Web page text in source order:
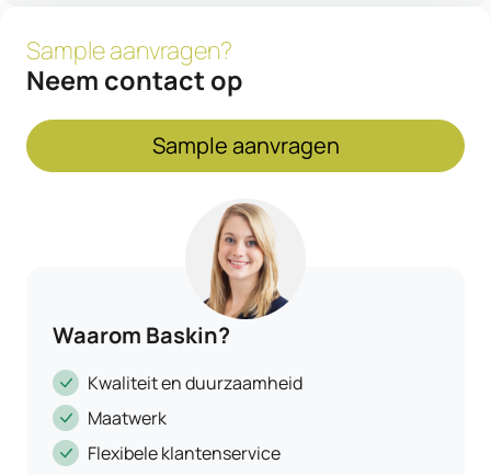
Sample aanvragen?
Neem contact op
Sample aanvragen
Waarom Baskin?
Kwaliteit en duurzaamheid
Maatwerk
Flexibele klantenservice